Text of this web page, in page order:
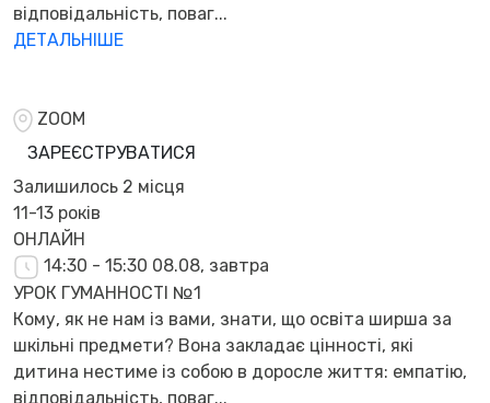
відповідальність, поваг...
ДЕТАЛЬНІШЕ
ZOOM
ЗАРЕЄСТРУВАТИСЯ
Залишилось 2 місця
11-13 років
ОНЛАЙН
14:30 - 15:30 08.08, завтра
УРОК ГУМАННОСТІ №1
Кому, як не нам із вами, знати, що освіта ширша за
шкільні предмети? Вона закладає цінності, які
дитина нестиме із собою в доросле життя: емпатію,
відповідальність, поваг...